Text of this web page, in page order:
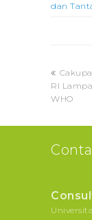
dan
post:
RI
WHO